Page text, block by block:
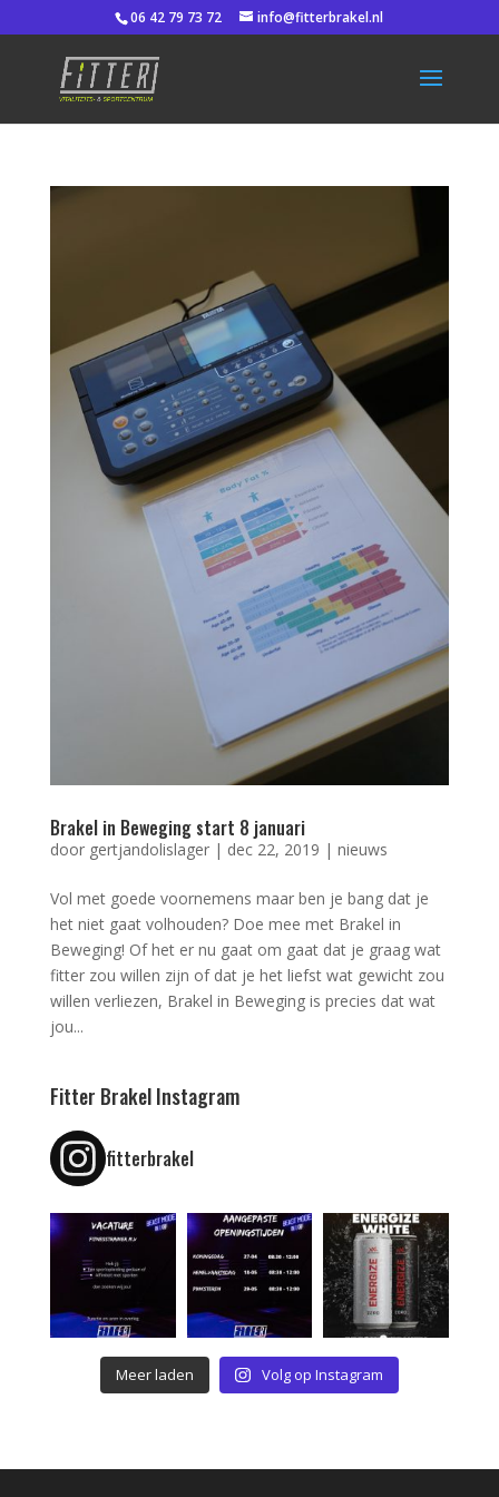
06 42 79 73 72 info@fitterbrakel.nl
Brakel in Beweging start 8 januari
door gertjandolislager| dec 22, 2019 | nieuws
Vol met goede voornemens maar ben je bang dat je
het niet gaat volhouden? Doe mee met Brakel in
Beweging! Of het er nu gaat om gaat dat je graag wat
fitter zou willen zijn of dat je het liefst wat gewicht zou
willen verliezen, Brakel in Beweging is precies dat wat
jou...
Fitter Brakel Instagram
fitterbrakel
Meer laden Volg op Instagram